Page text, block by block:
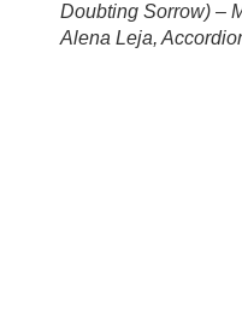
Doubting Sorrow) –
Alena Leja,